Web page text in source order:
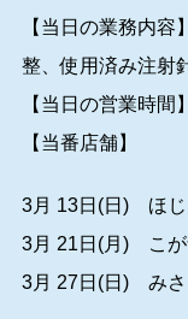
【当日の業務内
整、使用済み注射
【当日の営業時
【当番店舗】
3月 13日(日) ほじ
3月 21日(月) こが
3月 27日(日) みさ